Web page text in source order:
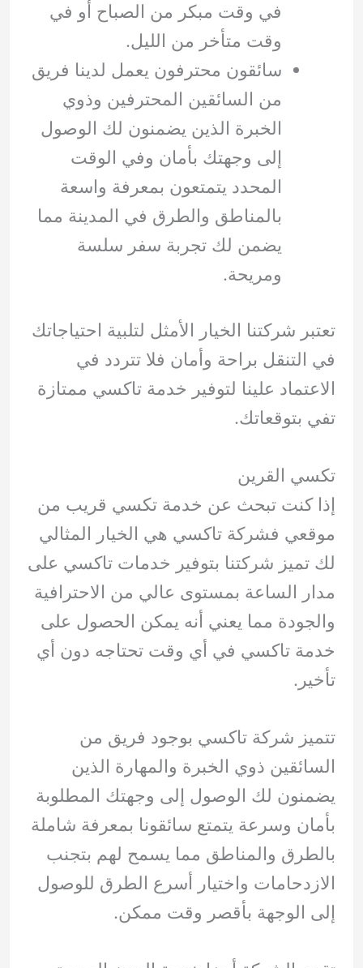
في وقت مبكر من الصباح أو في
وقت متأخر من الليل.
سائقون محترفون يعمل لدينا فريق
من السائقين المحترفين وذوي
الخبرة الذين يضمنون لك الوصول
إلى وجهتك بأمان وفي الوقت
المحدد يتمتعون بمعرفة واسعة
بالمناطق والطرق في المدينة مما
يضمن لك تجربة سفر سلسة
ومريحة.
تعتبر شركتنا الخيار الأمثل لتلبية احتياجاتك
في التنقل براحة وأمان فلا تتردد في
الاعتماد علينا لتوفير خدمة تاكسي ممتازة
تفي بتوقعاتك.
تكسي القرين
إذا كنت تبحث عن خدمة تكسي قريب من
موقعي فشركة تاكسي هي الخيار المثالي
لك تميز شركتنا بتوفير خدمات تاكسي على
مدار الساعة بمستوى عالي من الاحترافية
والجودة مما يعني أنه يمكن الحصول على
خدمة تاكسي في أي وقت تحتاجه دون أي
تأخير.
تتميز شركة تاكسي بوجود فريق من
السائقين ذوي الخبرة والمهارة الذين
يضمنون لك الوصول إلى وجهتك المطلوبة
بأمان وسرعة يتمتع سائقونا بمعرفة شاملة
بالطرق والمناطق مما يسمح لهم بتجنب
الازدحامات واختيار أسرع الطرق للوصول
إلى الوجهة بأقصر وقت ممكن.